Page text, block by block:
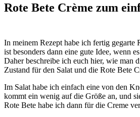
Rote Bete Crème zum
In meinem Rezept habe ich fertig gegarte
ist besonders dann eine gute Idee, wenn
Daher beschreibe ich euch hier, wie man
Zustand für den Salat und die Rote Bete
Im Salat habe ich einfach eine von den
kommt ein wenig auf die Größe an, und
Rote Bete habe ich dann für die Creme